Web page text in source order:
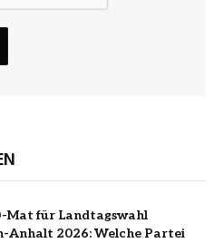
Mat für Landtagswahl
Anhalt 2026: Welche Partei